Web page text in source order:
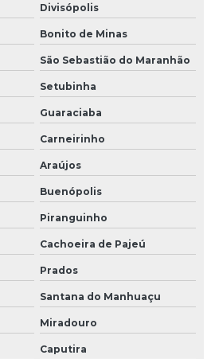
Divisópolis
Bonito de Minas
São Sebastião do Maranhão
Setubinha
Guaraciaba
Carneirinho
Araújos
Buenópolis
Piranguinho
Cachoeira de Pajeú
Prados
Santana do Manhuaçu
Miradouro
Caputira